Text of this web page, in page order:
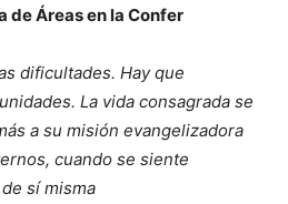
de Áreas en la Confer
dificultades. Hay que
La vida consagrada se
a su misión evangelizadora
cuando se siente
sí misma